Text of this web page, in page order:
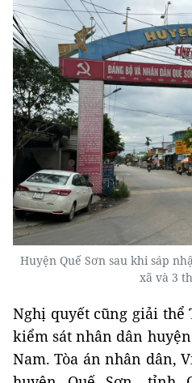
Huyện Quế Sơn sau khi sáp
xã và 3
Nghị quyết cũng giải thể
kiểm sát nhân dân
Nam. Tòa án nhân dân,